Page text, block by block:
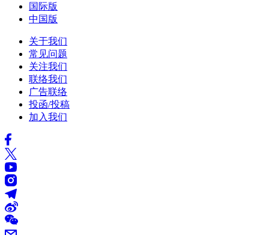
国际版
中国版
关于我们
常见问题
关注我们
联络我们
广告联络
投函/投稿
加入我们